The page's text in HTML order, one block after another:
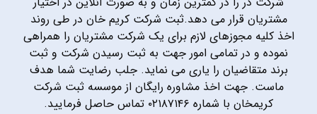
مشتریان قرار می دهد.ثبت شرکت کریم خان در طی روند
اخذ کلیه مجوزهای لازم برای یک شرکت مشتریان را همراهی
نموده و در تمامی امور جهت به ثبت رسیدن شرکت و ثبت
برند متقاضیان را یاری می نماید. جلب رضایت شما هدف
ماست. جهت اخذ مشاوره رایگان از موسسه ثبت شرکت
کریمخان با شماره ۰۲۱۸۷۱۴۶ تماس حاصل فرمایید.